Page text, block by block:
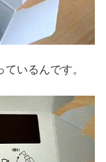
いるんです。